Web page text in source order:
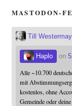
MASTODON-
Till
Haplo on
Alle ~10.700
mit
kostenlos, ohne
Gemeinde oder